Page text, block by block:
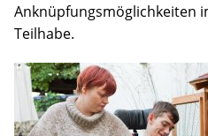
Anknüpfungsmöglichkeiten
Teilhabe.